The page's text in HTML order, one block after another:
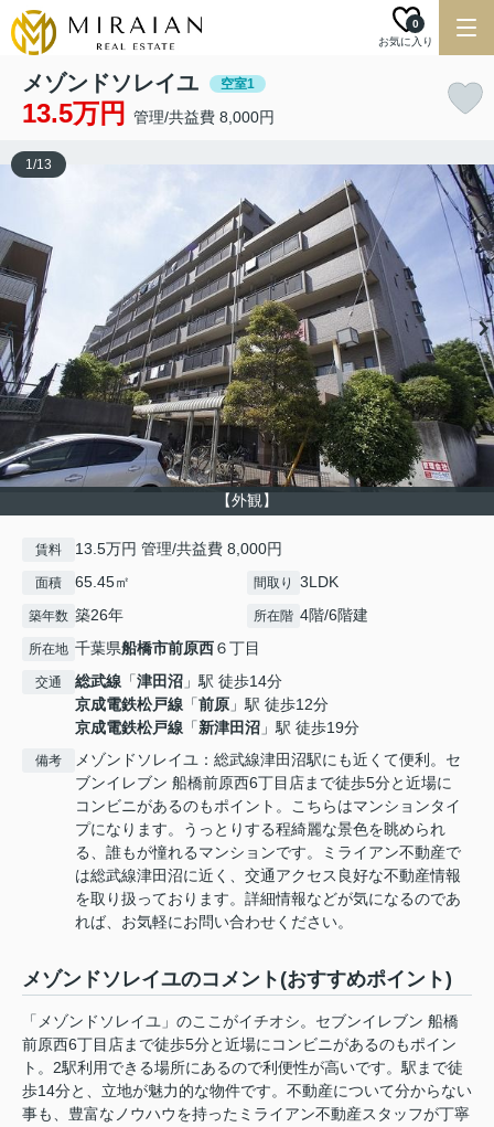
お気に入り
0
メゾンドソレイユ 空室1
13.5万円 管理/共益費 8,000円
【外観】
1/13
賃料 13.5万円 管理/共益費 8,000円
面積 65.45㎡ 間取り 3LDK
築年数 築26年 所在階 4階/6階建
所在地 千葉県船橋市前原西６丁目
交通 総武線 「津田沼 」駅 徒歩14分
京成電鉄松戸線 「前原 」駅 徒歩12分
京成電鉄松戸線 「新津田沼 」駅 徒歩19分
備考
メゾンドソレイユ：総武線津田沼駅にも近くて便利。セ
ブンイレブン 船橋前原西6丁目店まで徒歩5分と近場に
コンビニがあるのもポイント。こちらはマンションタイ
プになります。うっとりする程綺麗な景色を眺められ
る、誰もが憧れるマンションです。ミライアン不動産で
は総武線津田沼に近く、交通アクセス良好な不動産情報
を取り扱っております。詳細情報などが気になるのであ
れば、お気軽にお問い合わせください。
メゾンドソレイユのコメント(おすすめポイント)
「メゾンドソレイユ」のここがイチオシ。セブンイレブン 船橋
前原西6丁目店まで徒歩5分と近場にコンビニがあるのもポイン
ト。2駅利用できる場所にあるので利便性が高いです。駅まで徒
歩14分と、立地が魅力的な物件です。不動産について分からない
事も、豊富なノウハウを持ったミライアン不動産スタッフが丁寧